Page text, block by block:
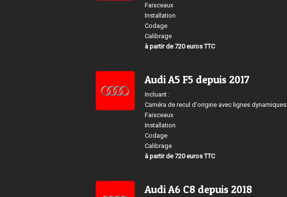
Faisceaux
Installation
Codage
Calibrage
à partir de 720 euros TTC
Audi A5 F5 depuis 2017
Incluant :
Caméra de recul d'origine avec lignes dynamiques
Faisceaux
Installation
Codage
Calibrage
à partir de 720 euros TTC
Audi A6 C8 depuis 2018